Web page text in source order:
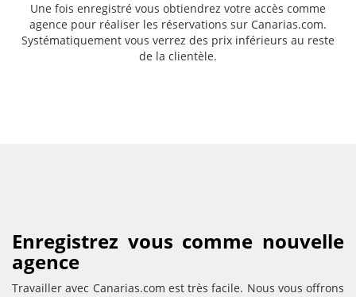
Une fois enregistré vous obtiendrez votre accès comme
agence pour réaliser les réservations sur Canarias.com.
Systématiquement vous verrez des prix inférieurs au reste
de la clientèle.
Enregistrez vous comme nouvelle
agence
Travailler avec Canarias.com est très facile. Nous vous offrons